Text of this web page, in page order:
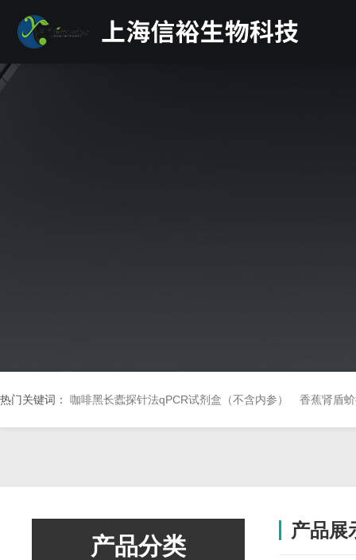
热门关键词： 咖啡黑长蠹探针法qPCR试剂盒（不含内参） 香蕉肾盾
产品分类
产品展